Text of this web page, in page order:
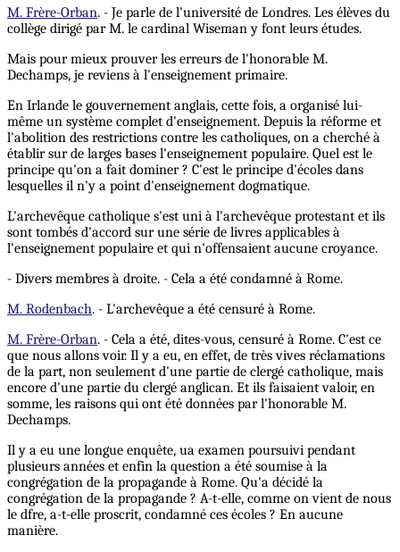
M. Frère-Orban. - Je parle de l'université de Londres. Les élèves du
collège dirigé par M. le cardinal Wiseman y font leurs études.
Mais pour mieux prouver les erreurs de l'honorable M.
Dechamps, je reviens à l'enseignement primaire.
En Irlande le gouvernement anglais, cette fois, a organisé lui-
même un système complet d'enseignement. Depuis la réforme et
l'abolition des restrictions contre les catholiques, on a cherché à
établir sur de larges bases l'enseignement populaire. Quel est le
principe qu'on a fait dominer ? C'est le principe d'écoles dans
lesquelles il n'y a point d'enseignement dogmatique.
L'archevêque catholique s'est uni à l'archevêque protestant et ils
sont tombés d'accord sur une série de livres applicables à
l'enseignement populaire et qui n'offensaient aucune croyance.
- Divers membres à droite. - Cela a été condamné à Rome.
M. Rodenbach. - L'archevêque a été censuré à Rome.
M. Frère-Orban. - Cela a été, dites-vous, censuré à Rome. C'est ce
que nous allons voir. Il y a eu, en effet, de très vives réclamations
de la part, non seulement d'une partie de clergé catholique, mais
encore d'une partie du clergé anglican. Et ils faisaient valoir, en
somme, les raisons qui ont été données par l'honorable M.
Dechamps.
Il y a eu une longue enquête, ua examen poursuivi pendant
plusieurs années et enfin la question a été soumise à la
congrégation de la propagande à Rome. Qu'a décidé la
congrégation de la propagande ? A-t-elle, comme on vient de nous
le dfre, a-t-elle proscrit, condamné ces écoles ? En aucune
manière.